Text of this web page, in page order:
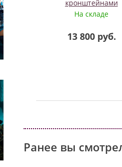
кронштейнами
Light&Motion
На складе
13 800 руб.
Ранее вы